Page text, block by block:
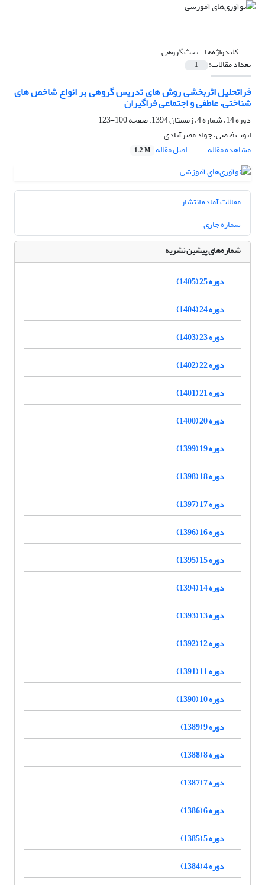
کلیدواژه‌ها =بحث گروهی
تعداد مقالات: 1
فراتحلیل اثربخشی روش های تدریس گروهی بر انواع شاخص های
شناختی، عاطفی و اجتماعی فراگیران
دوره 14، شماره 4، زمستان 1394، صفحه
100-123
ایوب فیضی، جواد مصرآبادی
مشاهده مقاله
اصل مقاله 1.2 M
مقالات آماده انتشار
شماره جاری
شماره‌های پیشین نشریه
دوره 25 (1405)
دوره 24 (1404)
دوره 23 (1403)
دوره 22 (1402)
دوره 21 (1401)
دوره 20 (1400)
دوره 19 (1399)
دوره 18 (1398)
دوره 17 (1397)
دوره 16 (1396)
دوره 15 (1395)
دوره 14 (1394)
دوره 13 (1393)
دوره 12 (1392)
دوره 11 (1391)
دوره 10 (1390)
دوره 9 (1389)
دوره 8 (1388)
دوره 7 (1387)
دوره 6 (1386)
دوره 5 (1385)
دوره 4 (1384)